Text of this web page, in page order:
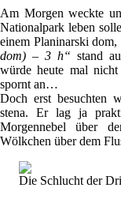
Am Morgen weckte
Nationalpark leben
einem Planinarski
dom) – 3 h“ stand
würde heute mal
spornt an…
Doch erst besuchten
stena. Er lag ja
Morgennebel über
Wölkchen über dem
Die Schlucht der